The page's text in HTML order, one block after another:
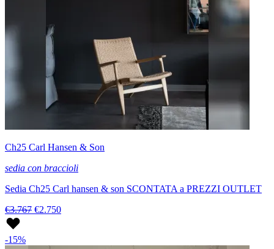
Ch25 Carl Hansen & Son
sedia con braccioli
Sedia Ch25 Carl hansen & son SCONTATA a PREZZI OUTLET
€3.767 €2.750
-15%